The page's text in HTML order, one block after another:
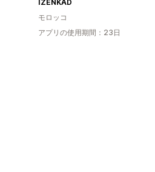
IZENKAD
モロッコ
アプリの使用期間：23日